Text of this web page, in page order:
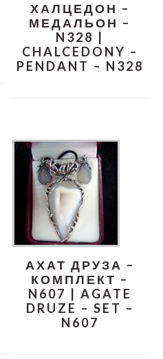
ХАЛЦЕДОН –
МЕДАЛЬОН –
N328 |
CHALCEDONY –
PENDANT – N328
АХАТ ДРУЗА –
КОМПЛЕКТ –
N607 | AGATE
DRUZE – SET –
N607